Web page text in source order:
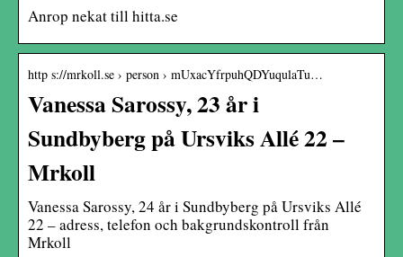
Anrop nekat till hitta.se
http s://mrkoll.se › person › mUxacYfrpuhQDYuqulaTu…
Vanessa Sarossy, 23 år i
Sundbyberg på Ursviks Allé 22 –
Mrkoll
Vanessa Sarossy, 24 år i Sundbyberg på Ursviks Allé
22 – adress, telefon och bakgrundskontroll från
Mrkoll